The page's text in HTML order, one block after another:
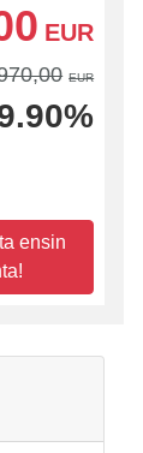
EUR
EUR
ensin